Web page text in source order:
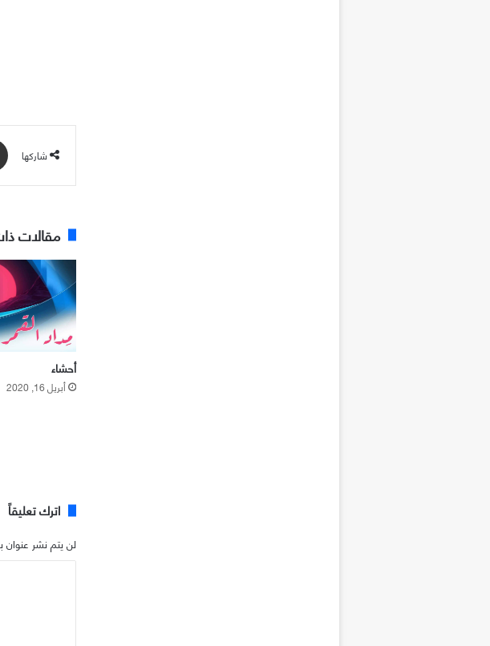
شاركها
مقالات
أحشاء
أبريل 16, 2020
اترك تعليقاً
لن يتم نشر عنوان